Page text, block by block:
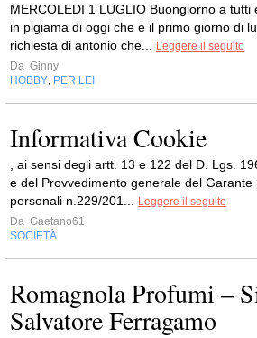
MERCOLEDI 1 LUGLIO Buongiorno a
in pigiama di oggi che è il primo giorno di
richiesta di antonio che...
Leggere il seguito
Da Ginny
HOBBY PER LEI
Informativa Cookie
, ai sensi degli artt. 13 e 122 del D. Lgs.
e del Provvedimento generale del
personali n.229/201...
Leggere il seguito
Da Gaetano61
SOCIETÀ
Romagnola Profumi –
Salvatore Ferragamo